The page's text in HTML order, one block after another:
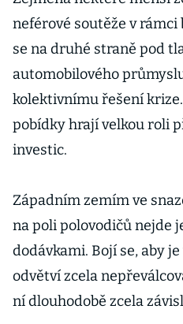
neférové soutěže v rámci
se na druhé straně pod
automobilového
kolektivnímu řešení
pobídky hrají velkou roli
investic.
Západním zemím ve
na poli polovodičů nejde
dodávkami. Bojí se, aby
odvětví zcela
ní dlouhodobě zcela